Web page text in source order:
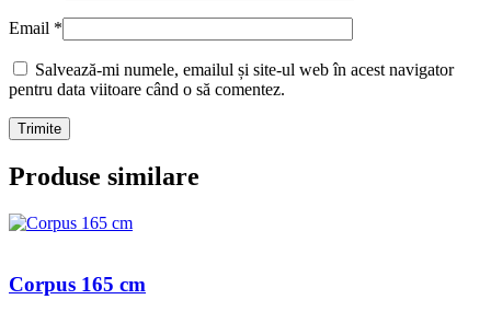
Email *
Salvează-mi numele, emailul și site-ul web în acest navigator
pentru data viitoare când o să comentez.
Produse similare
Corpus 165 cm